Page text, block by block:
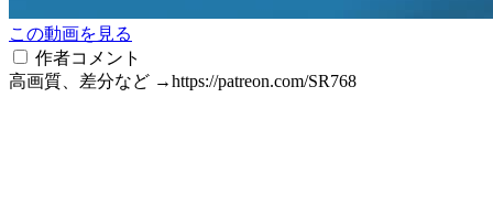
この動画を見る
作者コメント
高画質、差分など →https://patreon.com/SR768